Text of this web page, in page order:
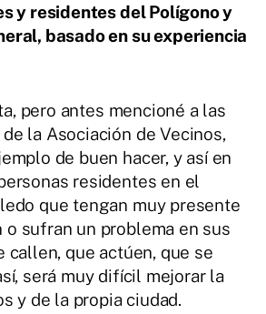
y residentes del Polígono y
basado en su experiencia
pero antes mencioné a las
la Asociación de Vecinos,
de buen hacer, y así en
residentes en el
que tengan muy presente
o sufran un problema en sus
callen, que actúen, que se
será muy difícil mejorar la
y de la propia ciudad.